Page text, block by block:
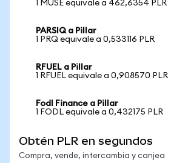
1 MUSE equivale a 462,6354 PLR
PARSIQ a Pillar
1 PRQ equivale a 0,533116 PLR
RFUEL a Pillar
1 RFUEL equivale a 0,908570 PLR
Fodl Finance a Pillar
1 FODL equivale a 0,432175 PLR
Obtén PLR en segundos
Compra, vende, intercambia y canjea